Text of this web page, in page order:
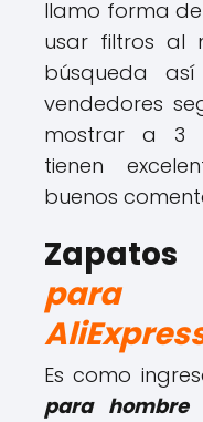
llamo forma
usar filtros al
búsqueda
vendedores
mostrar a 3
tienen
buenos
para
Es como
para hombre